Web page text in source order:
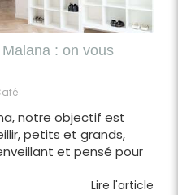
: on vous
notre objectif est
petits et grands,
et pensé pour
Lire l'article